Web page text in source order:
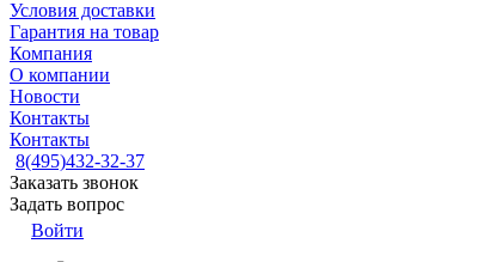
Условия доставки
Гарантия на товар
Компания
О компании
Новости
Контакты
Контакты
8(495)432-32-37
Заказать звонок
Задать вопрос
Войти